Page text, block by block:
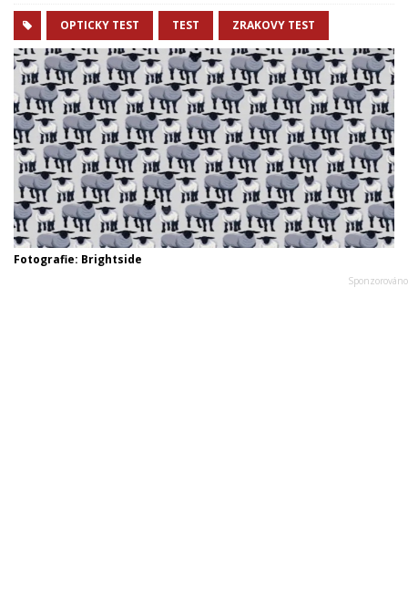
OPTICKY TEST TEST ZRAKOVY TEST
Fotografie: Brightside